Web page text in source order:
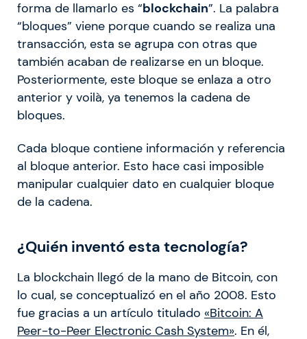
forma de llamarlo es “blockchain”. La palabra
“bloques” viene porque cuando se realiza una
transacción, esta se agrupa con otras que
también acaban de realizarse en un bloque.
Posteriormente, este bloque se enlaza a otro
anterior y voilà, ya tenemos la cadena de
bloques.
Cada bloque contiene información y referencia
al bloque anterior. Esto hace casi imposible
manipular cualquier dato en cualquier bloque
de la cadena.
¿Quién inventó esta tecnología?
La blockchain llegó de la mano de Bitcoin, con
lo cual, se conceptualizó en el año 2008. Esto
fue gracias a un artículo titulado «Bitcoin: A
Peer-to-Peer Electronic Cash System». En él,